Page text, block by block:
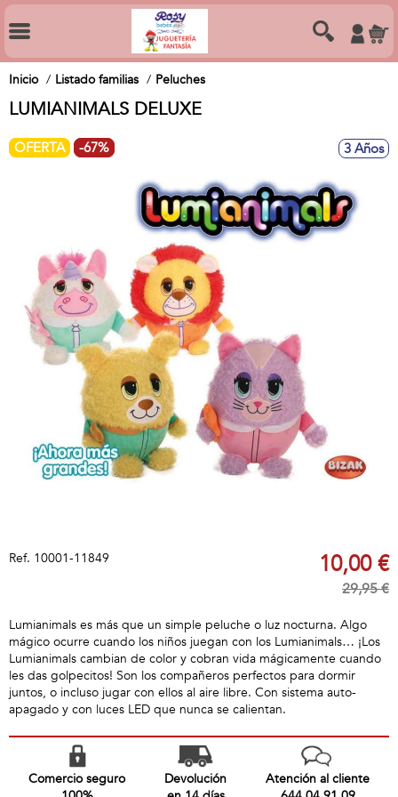
Inicio Listado familias Peluches
LUMIANIMALS DELUXE
OFERTA -67% 3 Años
Ref. 10001-11849 10,00 €
29,95 €
Lumianimals es más que un simple peluche o luz nocturna. Algo
mágico ocurre cuando los niños juegan con los Lumianimals… ¡Los
Lumianimals cambian de color y cobran vida mágicamente cuando
les das golpecitos! Son los compañeros perfectos para dormir
juntos, o incluso jugar con ellos al aire libre. Con sistema auto-
apagado y con luces LED que nunca se calientan.
Comercio seguro
Devolución
Atención al cliente